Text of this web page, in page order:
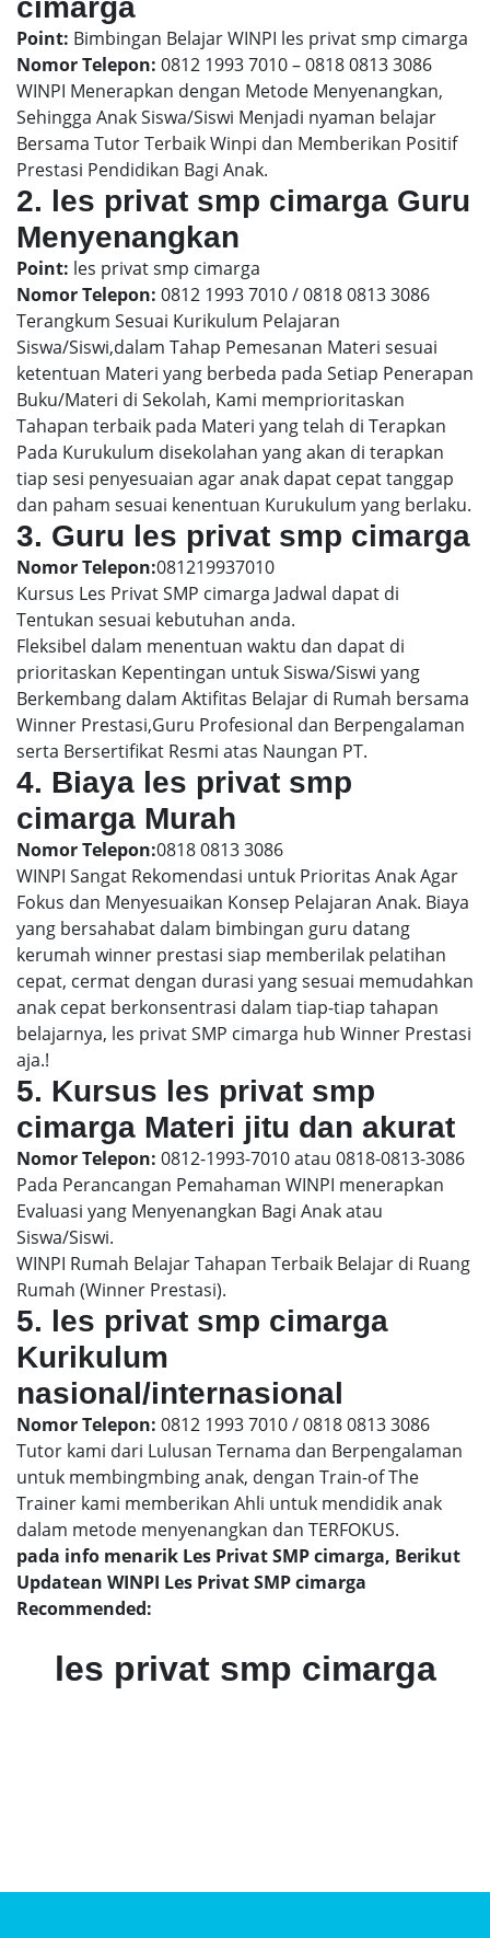
cimarga
Point: Bimbingan Belajar WINPI les privat smp cimarga
Nomor Telepon: 0812 1993 7010 – 0818 0813 3086
WINPI Menerapkan dengan Metode Menyenangkan,
Sehingga Anak Siswa/Siswi Menjadi nyaman belajar
Bersama Tutor Terbaik Winpi dan Memberikan Positif
Prestasi Pendidikan Bagi Anak.
2. les privat smp cimarga Guru
Menyenangkan
Point: les privat smp cimarga
Nomor Telepon: 0812 1993 7010 / 0818 0813 3086
Terangkum Sesuai Kurikulum Pelajaran
Siswa/Siswi,dalam Tahap Pemesanan Materi sesuai
ketentuan Materi yang berbeda pada Setiap Penerapan
Buku/Materi di Sekolah, Kami memprioritaskan
Tahapan terbaik pada Materi yang telah di Terapkan
Pada Kurukulum disekolahan yang akan di terapkan
tiap sesi penyesuaian agar anak dapat cepat tanggap
dan paham sesuai kenentuan Kurukulum yang berlaku.
3. Guru les privat smp cimarga
Nomor Telepon:081219937010
Kursus Les Privat SMP cimarga Jadwal dapat di
Tentukan sesuai kebutuhan anda.
Fleksibel dalam menentuan waktu dan dapat di
prioritaskan Kepentingan untuk Siswa/Siswi yang
Berkembang dalam Aktifitas Belajar di Rumah bersama
Winner Prestasi,Guru Profesional dan Berpengalaman
serta Bersertifikat Resmi atas Naungan PT.
4. Biaya les privat smp
cimarga Murah
Nomor Telepon:0818 0813 3086
WINPI Sangat Rekomendasi untuk Prioritas Anak Agar
Fokus dan Menyesuaikan Konsep Pelajaran Anak. Biaya
yang bersahabat dalam bimbingan guru datang
kerumah winner prestasi siap memberilak pelatihan
cepat, cermat dengan durasi yang sesuai memudahkan
anak cepat berkonsentrasi dalam tiap-tiap tahapan
belajarnya, les privat SMP cimarga hub Winner Prestasi
aja.!
5. Kursus les privat smp
cimarga Materi jitu dan akurat
Nomor Telepon: 0812-1993-7010 atau 0818-0813-3086
Pada Perancangan Pemahaman WINPI menerapkan
Evaluasi yang Menyenangkan Bagi Anak atau
Siswa/Siswi.
WINPI Rumah Belajar Tahapan Terbaik Belajar di Ruang
Rumah (Winner Prestasi).
5. les privat smp cimarga
Kurikulum
nasional/internasional
Nomor Telepon: 0812 1993 7010 / 0818 0813 3086
Tutor kami dari Lulusan Ternama dan Berpengalaman
untuk membingmbing anak, dengan Train-of The
Trainer kami memberikan Ahli untuk mendidik anak
dalam metode menyenangkan dan TERFOKUS.
pada info menarik Les Privat SMP cimarga, Berikut
Updatean WINPI Les Privat SMP cimarga
Recommended:
les privat smp cimarga